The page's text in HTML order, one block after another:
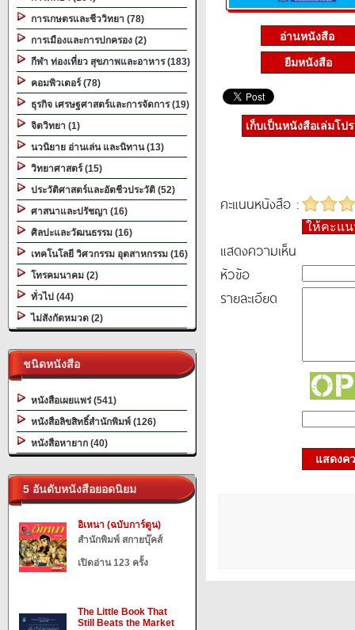
การเกษตรและชีววิทยา (78)
การเมืองและการปกครอง (2)
กีฬา ท่องเที่ยว สุขภาพและอาหาร (183)
คอมพิวเตอร์ (78)
ธุรกิจ เศรษฐศาสตร์และการจัดการ (19)
จิตวิทยา (1)
นวนิยาย อ่านเล่น และนิทาน (13)
วิทยาศาสตร์ (15)
ประวัติศาสตร์และอัตชีวประวัติ (52)
ศาสนาและปรัชญา (16)
ศิลปะและวัฒนธรรม (16)
เทคโนโลยี วิศวกรรม อุตสาหกรรม (16)
โทรคมนาคม (2)
ทั่วไป (44)
ไม่สังกัดหมวด (2)
ชนิดหนังสือ
หนังสือเผยแพร่ (541)
หนังสือลิขสิทธิ์สำนักพิมพ์ (126)
หนังสือหายาก (40)
5 อันดับหนังสือยอดนิยม
อิเหนา (ฉบับการ์ตูน)
สำนักพิมพ์ สกายบุ๊คส์
เปิดอ่าน 123 ครั้ง
The Little Book That
Still Beats the Market
ยืมหนังสือ
เก็บเป็นหนังสือเล่มโป
คะแนนหนังสือ :
ให้คะแ
แสดงความเห็น
หัวข้อ
รายละเอียด
แสดงค